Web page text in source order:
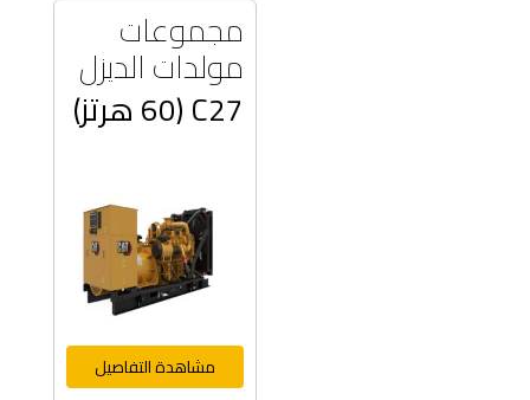
مجموعات
مولدات الديزل
C27 (60 هرتز)
مشاهدة التفاصيل